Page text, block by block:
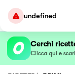
undefined
Cerchi
Clicca qui e